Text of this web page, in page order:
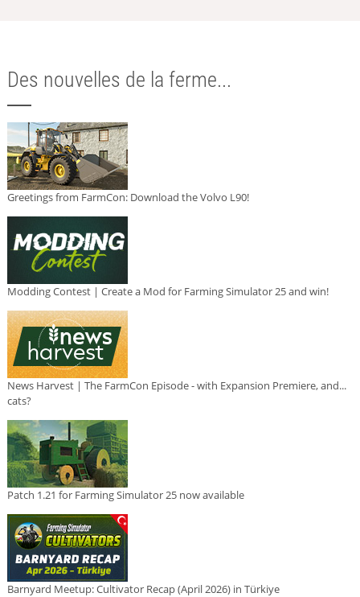
Des nouvelles de la ferme...
Greetings from FarmCon: Download the Volvo L90!
Modding Contest | Create a Mod for Farming Simulator 25 and win!
News Harvest | The FarmCon Episode - with Expansion Premiere, and...
cats?
Patch 1.21 for Farming Simulator 25 now available
Barnyard Meetup: Cultivator Recap (April 2026) in Türkiye